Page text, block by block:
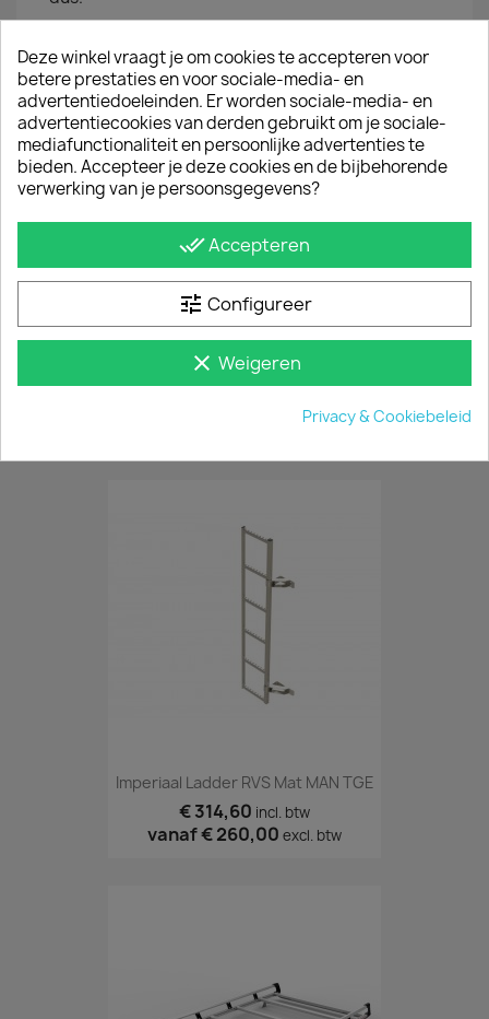
JE BENT MISSCHIEN OOK GEÏNTERESSEERD IN
Lading Stoppers (2 Stuks)
incl. btw
Imperiaal Ladder RVS Mat MAN TGE
€ 314,60 incl. btw
vanaf€ 260,00 excl. btw
Deze winkel vraagt je om cookies te accepteren voor
betere prestaties en voor sociale-media- en
advertentiedoeleinden. Er worden sociale-media- en
advertentiecookies van derden gebruikt om je sociale-
mediafunctionaliteit en persoonlijke advertenties te
bieden. Accepteer je deze cookies en de bijbehorende
verwerking van je persoonsgegevens?
done_allAccepteren
tune Configureer
clear Weigeren
Privacy & Cookiebeleid